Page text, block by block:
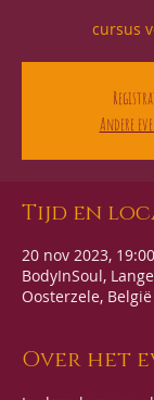
cursus
Andere
Tijd en
20 nov 2023,
BodyInSoul,
Oosterzele, België
Over het